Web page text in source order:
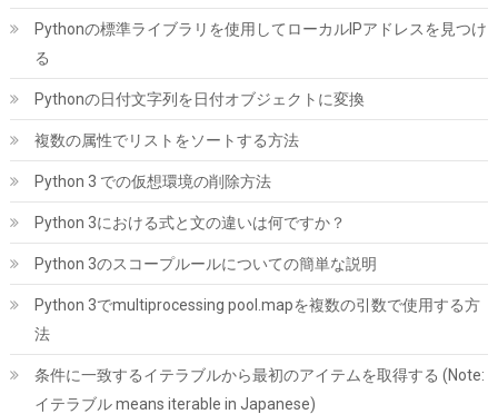
こちら)
TEAMGROUP (旧称 Team) T-FORCE DELTA RGB DDR5 6000MHz
32GB (16GBx2枚) CL38 PC5-48000 デスクトップ用 メモリ ホワ
品・メーカー無期限保証】FF4D532G6000HC38ADC01
(54584) GBP 370.75 (2026-08-07 04:03 GMT +09:00 時点 -詳細は
こちら)
Pythonの標準ライブラリを使用してローカルIPアドレスを見つけ
る
Pythonの日付文字列を日付オブジェクトに変換
複数の属性でリストをソートする方法
Python 3 での仮想環境の削除方法
Python 3における式と文の違いは何ですか？
Python 3のスコープルールについての簡単な説明
Python 3でmultiprocessing pool.mapを複数の引数で使用する方
法
条件に一致するイテラブルから最初のアイテムを取得する (Note:
イテラブル means iterable in Japanese)